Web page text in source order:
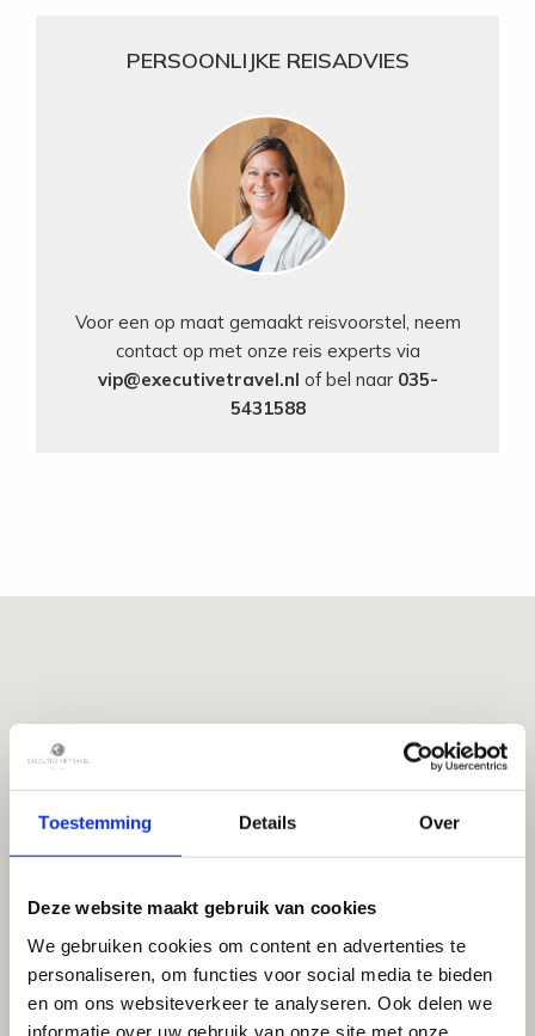
Toestemming Details Over
Deze website maakt gebruik van cookies
We gebruiken cookies om content en advertenties te
personaliseren, om functies voor social media te bieden
en om ons websiteverkeer te analyseren. Ook delen we
informatie over uw gebruik van onze site met onze
PERSOONLIJKE REISADVIES
Voor een op maat gemaakt reisvoorstel, neem
contact op met onze reis experts via
vip@executivetravel.nl of bel naar 035-
5431588